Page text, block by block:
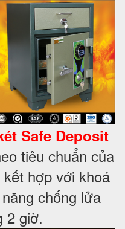
Safe Deposit
tiêu chuẩn của
hợp với khoá
chống lửa
2 giờ.